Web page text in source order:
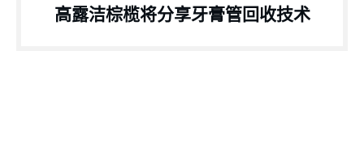
高露洁棕榄将分享牙膏管回收技术